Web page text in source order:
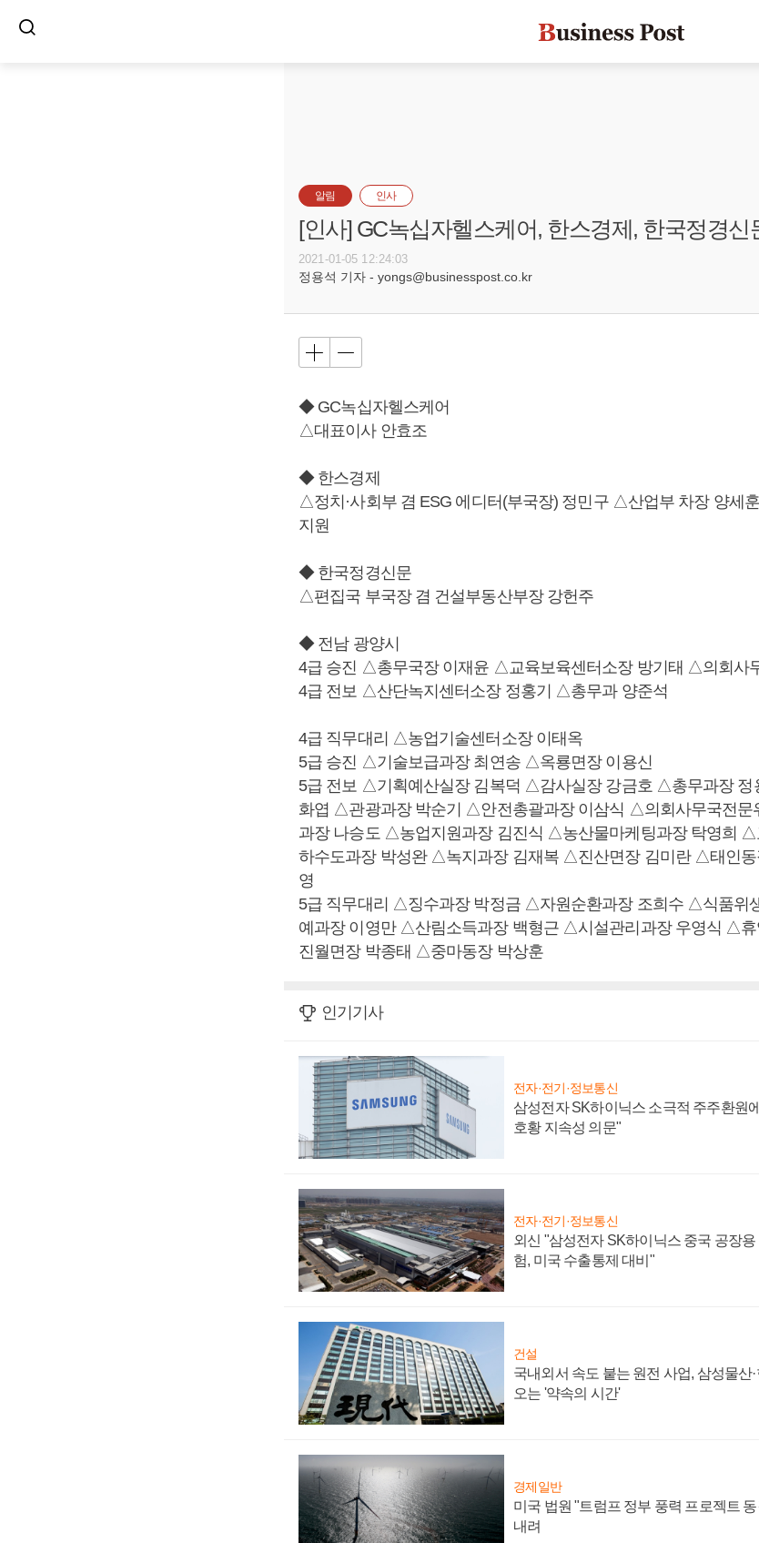
알림 인사
[인사] GC녹십자헬스케어, 한스경제, 한국정경신
2021-01-05 12:24:03
정용석 기자 - yongs@businesspost.co.kr
◆ GC녹십자헬스케어
△대표이사 안효조
◆ 한스경제
△정치·사회부 겸 ESG 에디터(부국장) 정민구 △산업부 차장 양세
지원
◆ 한국정경신문
△편집국 부국장 겸 건설부동산부장 강헌주
◆ 전남 광양시
4급 승진 △총무국장 이재윤 △교육보육센터소장 방기태 △의회사
4급 전보 △산단녹지센터소장 정홍기 △총무과 양준석
4급 직무대리 △농업기술센터소장 이태옥
5급 승진 △기술보급과장 최연송 △옥룡면장 이용신
5급 전보 △기획예산실장 김복덕 △감사실장 강금호 △총무과장 정
화엽 △관광과장 박순기 △안전총괄과장 이삼식 △의회사무국전문
과장 나승도 △농업지원과장 김진식 △농산물마케팅과장 탁영희
하수도과장 박성완 △녹지과장 김재복 △진산면장 김미란 △태인
영
5급 직무대리 △징수과장 박정금 △자원순환과장 조희수 △식품위
예과장 이영만 △산림소득과장 백형근 △시설관리과장 우영식 △
진월면장 박종태 △중마동장 박상훈
인기기사
전자·전기·정보통신
삼성전자 SK하이닉스 소극적 주주환원
호황 지속성 의문"
전자·전기·정보통신
외신 "삼성전자 SK하이닉스 중국 공장용
험, 미국 수출통제 대비"
건설
국내외서 속도 붙는 원전 사업, 삼성물산
오는 '약속의 시간'
경제일반
미국 법원 "트럼프 정부 풍력 프로젝트
내려